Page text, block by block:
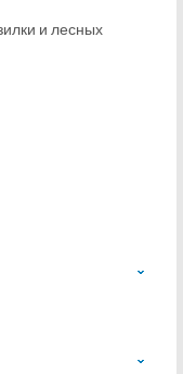
и лесных